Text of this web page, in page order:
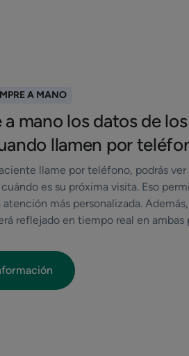
A MANO
a mano los datos de los
llamen por
llame por teléfono, podrás ver
es su próxima visita. Eso
más personalizada.
reflejado en tiempo real en ambas